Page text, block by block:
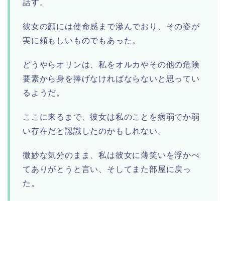
話す。
彼女の顔には使命感まで滲んでおり、その姿が
実に頼もしいものでもあった。
どうやらオリンは、私をオルカやその他の危険
要素から身を捧げなければならないと思ってい
るようだ。
ここに来るまで、彼女は私のことを病弱でか弱
い存在だと認識したのかもしれない。
微妙な気分のまま、私は彼女に薄笑いを浮かべ
てありがとうと言い、そしてまた部屋に戻っ
た。